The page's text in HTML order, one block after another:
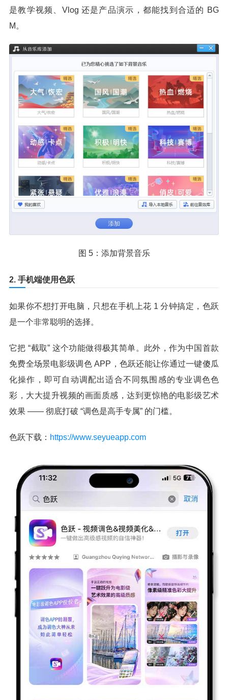
是教学视频、Vlog 还是产品演示，都能找到合适的 BG
M。
图 5：添加背景音乐
2. 手机端使用色跃
如果你不想打开电脑，只想在手机上花 1 分钟搞定，色跃
是一个非常聪明的选择。
它把 “截取” 这个功能做得极其简单。此外，作为中国首款
免费全场景电影级调色 APP，色跃还能让你通过一键傻瓜
化操作，即可自动调配出适合不同氛围感的专业调色色
彩，大大提升视频的画面质感，达到更惊艳的电影级艺术
效果 —— 彻底打破 “调色是高手专属” 的门槛。
色跃下载： https://www.seyueapp.com